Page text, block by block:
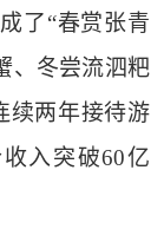
了“春赏张青
、冬尝流泗粑
续两年接待游
入突破60亿